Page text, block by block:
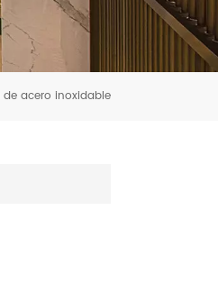
中文
acero inoxidable